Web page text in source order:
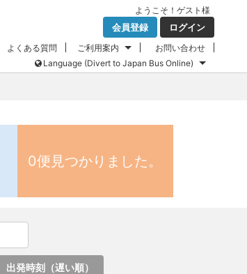
ようこそ！ ゲスト 様
会員登録 ログイン
よくある質問 ご利用案内
お問い合わせ
Language (Divert to Japan Bus Online)
0便見つかりました。
出発時刻（遅い順）